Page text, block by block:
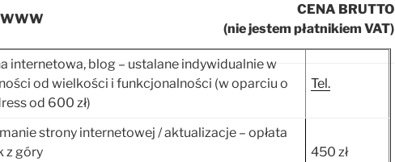
CENA BRUTTO
(nie jestem płatnikiem VAT)
internetowa, blog – ustalane indywidualnie w
od wielkości i funkcjonalności (w oparciu o
od 600 zł)
Tel.
strony internetowej / aktualizacje – opłata
z góry
450 zł